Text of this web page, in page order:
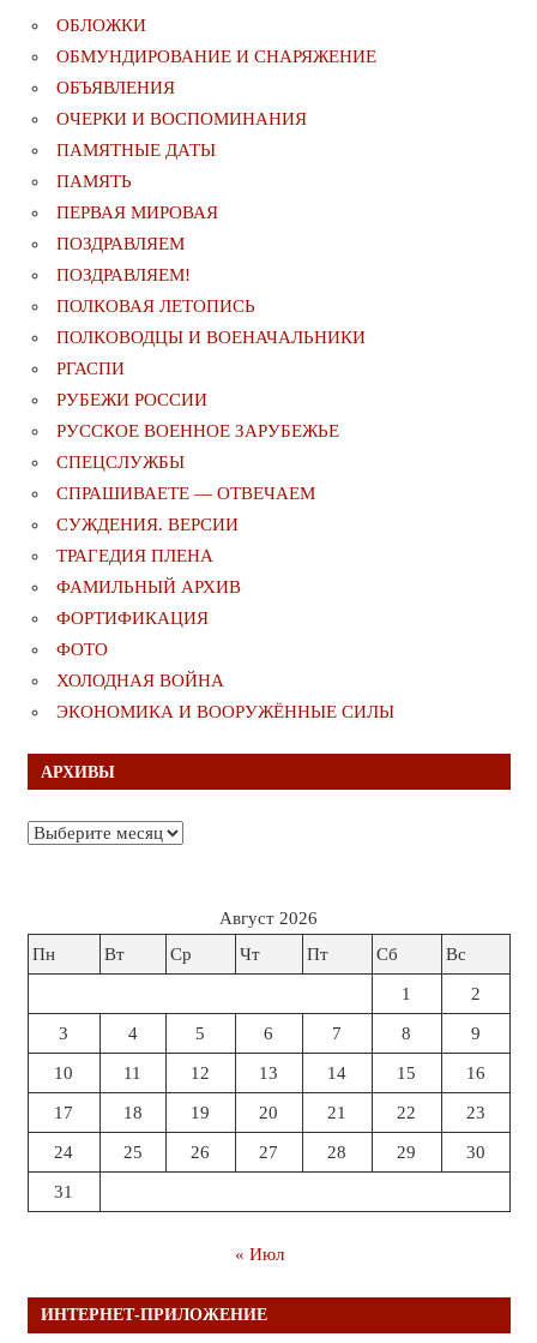
ОБЛОЖКИ
ОБМУНДИРОВАНИЕ И СНАРЯЖЕНИЕ
ОБЪЯВЛЕНИЯ
ОЧЕРКИ И ВОСПОМИНАНИЯ
ПАМЯТНЫЕ ДАТЫ
ПАМЯТЬ
ПЕРВАЯ МИРОВАЯ
ПОЗДРАВЛЯЕМ
ПОЗДРАВЛЯЕМ!
ПОЛКОВАЯ ЛЕТОПИСЬ
ПОЛКОВОДЦЫ И ВОЕНАЧАЛЬНИКИ
РГАСПИ
РУБЕЖИ РОССИИ
РУССКОЕ ВОЕННОЕ ЗАРУБЕЖЬЕ
СПЕЦСЛУЖБЫ
СПРАШИВАЕТЕ — ОТВЕЧАЕМ
СУЖДЕНИЯ. ВЕРСИИ
ТРАГЕДИЯ ПЛЕНА
ФАМИЛЬНЫЙ АРХИВ
ФОРТИФИКАЦИЯ
ФОТО
ХОЛОДНАЯ ВОЙНА
ЭКОНОМИКА И ВООРУЖЁННЫЕ СИЛЫ
АРХИВЫ
Архивы
Август 2026
Пн
Вт Ср Чт Пт Сб Вс
1 2
3 4 5 6 7 8 9
10 11 12 13 14 15 16
17 18 19 20 21 22 23
24 25 26 27 28 29 30
31
« Июл
ИНТЕРНЕТ-ПРИЛОЖЕНИЕ